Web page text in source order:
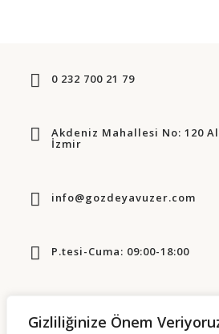
Gizliliğinize Önem
0 232 700 21 79
Akdeniz Mahallesi No: 120
İzmir
info@gozdeyavuzer.com
P.tesi-Cuma: 09:00-18:00
YASAL UYARI|GİZLİLİK POLİTİKASI